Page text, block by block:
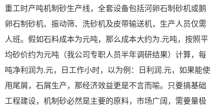
重工时产吨机制砂生产线，全套设备包括河卵石制砂机或鹅
卵石制砂机、振动筛、洗砂机及皮带输送机，生产人员仅需
人班。假如石料成本为元吨，那么成本大约为.元吨，按照平
均砂价约为元吨（我公司专职人员半年调研结果）计算，每
吨净利润为.元，日工作小时，以为例：日利润.元，如果能使
用尾屑，石屑生产，那经济效益更是不言而喻。只要搞基础
工程建设，机制砂必然是主要的原料，市场广阔，需要量极